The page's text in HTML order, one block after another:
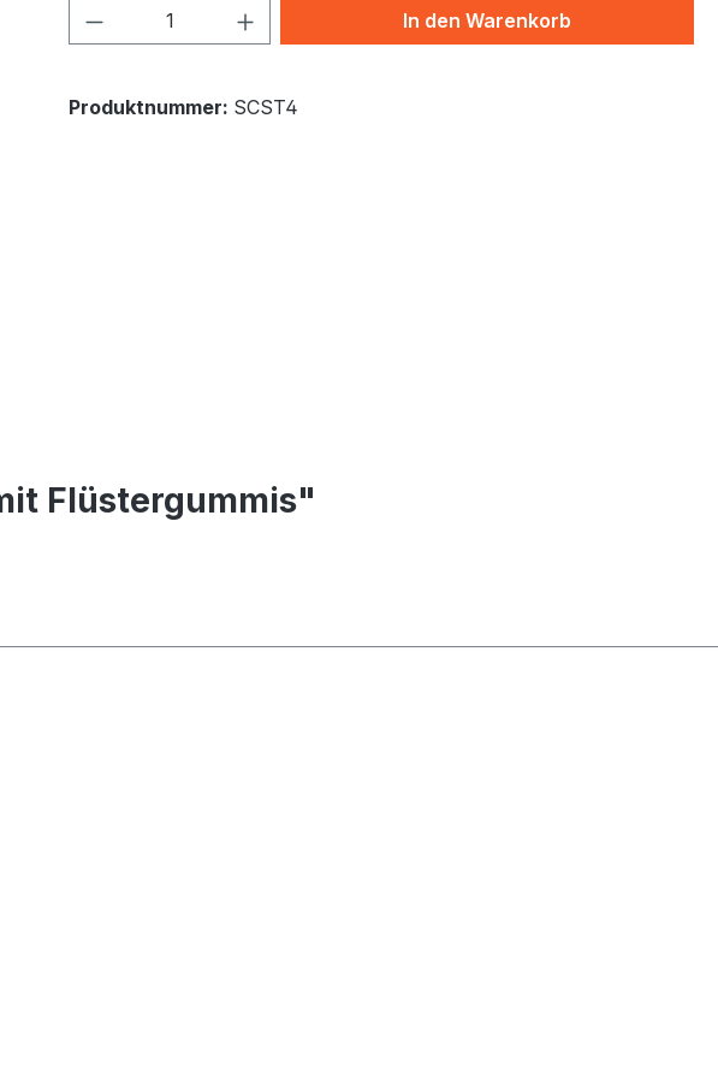
Produkt Anzahl: Gib den gewünschten Wert
In den Warenkorb
Produktnummer: SCST4
Flüstergummis"